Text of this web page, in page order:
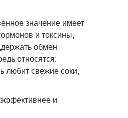
значение имеет
и токсины,
обмен
относятся:
любит свежие соки,
и